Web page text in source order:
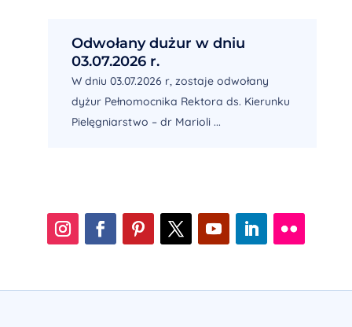
Odwołany dużur w dniu
03.07.2026 r.
W dniu 03.07.2026 r, zostaje odwołany
dyżur Pełnomocnika Rektora ds. Kierunku
Pielęgniarstwo – dr Marioli ...